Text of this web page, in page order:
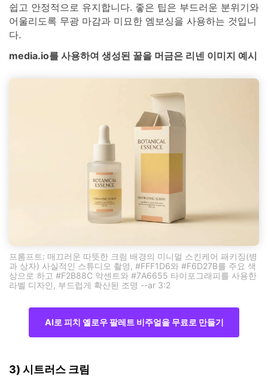
쉽고 안정적으로 유지합니다. 좋은 팁은 부드러운 분위기와
어울리도록 무광 마감과 미묘한 엠보싱을 사용하는 것입니
다.
media.io를 사용하여 생성된 꿀을 머금은 리넨 이미지 예시
프롬프트: 매끄러운 따뜻한 크림 배경의 미니멀 스킨케어 패키징(병
과 상자) 사실적인 스튜디오 촬영, #FFF1D6와 #F6D27B를 주요 색
상으로 하고 #F2B88C 악센트와 #7A6655 타이포그래피를 사용한
라벨 디자인, 부드럽게 확산된 조명 --ar 3:2
AI로 피치 옐로우 팔레트 비주얼을 무료로 만들기
3) 시트러스 크림